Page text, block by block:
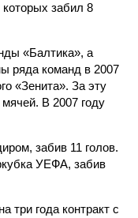
которых забил 8
«Балтика», а
ряда команд в 2007
«Зенита». За эту
В 2007 году
забив 11 голов.
УЕФА, забив
три года контракт с